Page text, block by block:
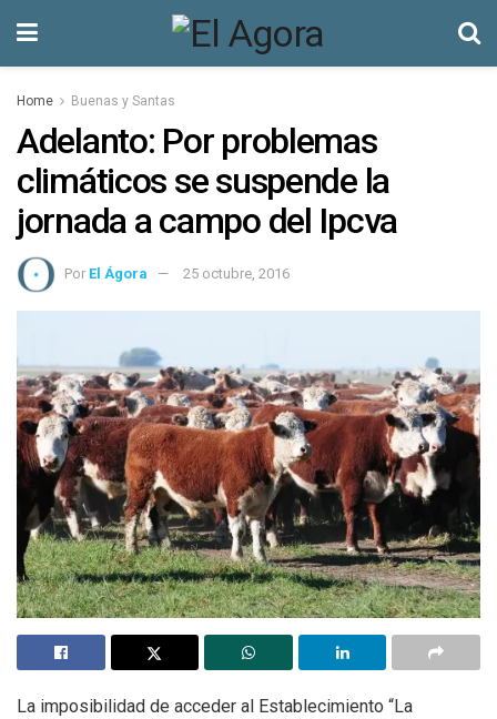
Home Buenas y Santas
Adelanto: Por problemas
climáticos se suspende la
jornada a campo del Ipcva
Por El Ágora 25 octubre, 2016
La imposibilidad de acceder al Establecimiento “La